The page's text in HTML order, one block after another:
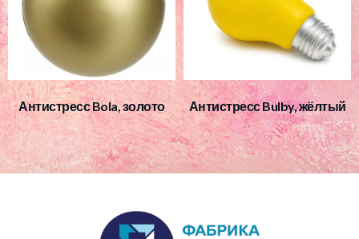
Антистресс Bola, золото Антистресс Bulby, жёлтый